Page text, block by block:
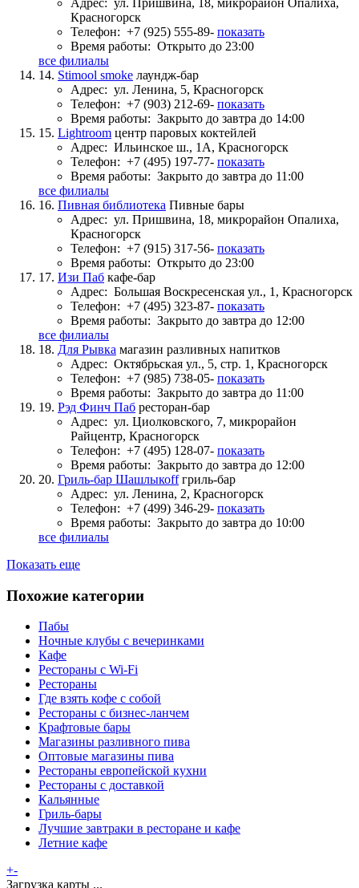
Красногорск
Телефон: +7 (925) 555-89- показать
Время работы: Открыто до 23:00
все филиалы
14. Stimool smoke лаундж-бар
Адрес: ул. Ленина, 5, Красногорск
Телефон: +7 (903) 212-69- показать
Время работы: Закрыто до завтра до 14:00
15. Lightroom центр паровых коктейлей
Адрес: Ильинское ш., 1А, Красногорск
Телефон: +7 (495) 197-77- показать
Время работы: Закрыто до завтра до 11:00
все филиалы
16. Пивная библиотека Пивные бары
Адрес: ул. Пришвина, 18, микрорайон Опалиха,
Красногорск
Телефон: +7 (915) 317-56- показать
Время работы: Открыто до 23:00
17. Изи Паб кафе-бар
Адрес: Большая Воскресенская ул., 1, Красногорск
Телефон: +7 (495) 323-87- показать
Время работы: Закрыто до завтра до 12:00
все филиалы
18. Для Рывка магазин разливных напитков
Адрес: Октябрьская ул., 5, стр. 1, Красногорск
Телефон: +7 (985) 738-05- показать
Время работы: Закрыто до завтра до 11:00
19. Рэд Финч Паб ресторан-бар
Адрес: ул. Циолковского, 7, микрорайон
Райцентр, Красногорск
Телефон: +7 (495) 128-07- показать
Время работы: Закрыто до завтра до 12:00
20. Гриль-бар Шашлыкоff гриль-бар
Адрес: ул. Ленина, 2, Красногорск
Телефон: +7 (499) 346-29- показать
Время работы: Закрыто до завтра до 10:00
все филиалы
Показать еще
Похожие категории
Пабы
Ночные клубы с вечеринками
Кафе
Рестораны с Wi-Fi
Рестораны
Где взять кофе с собой
Рестораны с бизнес-ланчем
Крафтовые бары
Магазины разливного пива
Оптовые магазины пива
Рестораны европейской кухни
Рестораны с доставкой
Кальянные
Гриль-бары
Лучшие завтраки в ресторане и кафе
Летние кафе
+-
Загрузка карты ...